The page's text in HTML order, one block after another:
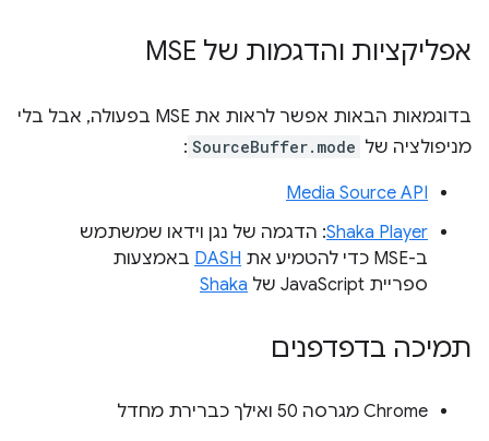
אפליקציות והדגמות של MSE
בדוגמאות הבאות אפשר לראות את MSE בפעולה, אבל בלי
מניפולציה של SourceBuffer.mode
:
Media Source API
Shaka Player: הדגמה של נגן וידאו שמשתמש
ב-MSE כדי להטמיע את
DASH באמצעות
ספריית JavaScript של
Shaka
תמיכה בדפדפנים
Chrome מגרסה 50 ואילך כברירת מחדל